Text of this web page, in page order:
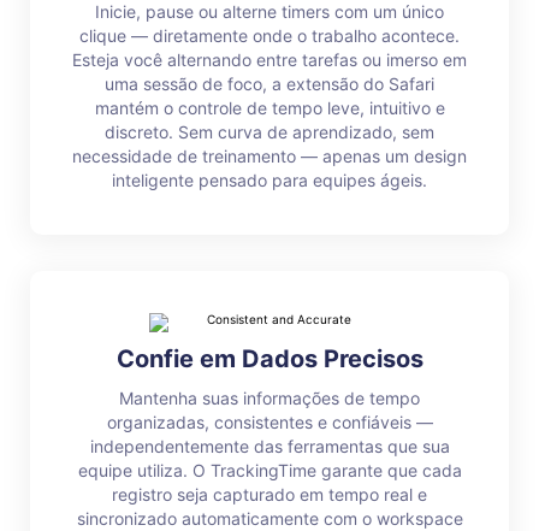
Inicie, pause ou alterne timers com um único
clique — diretamente onde o trabalho acontece.
Esteja você alternando entre tarefas ou imerso em
uma sessão de foco, a extensão do Safari
mantém o controle de tempo leve, intuitivo e
discreto. Sem curva de aprendizado, sem
necessidade de treinamento — apenas um design
inteligente pensado para equipes ágeis.
Confie em Dados Precisos
Mantenha suas informações de tempo
organizadas, consistentes e confiáveis —
independentemente das ferramentas que sua
equipe utiliza. O TrackingTime garante que cada
registro seja capturado em tempo real e
sincronizado automaticamente com o workspace